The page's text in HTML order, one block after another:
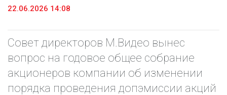
22.06.2026 14:08
Совет директоров М.Видео вынес
вопрос на годовое общее собрание
акционеров компании об изменении
порядка проведения допэмиссии акций